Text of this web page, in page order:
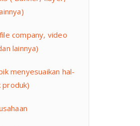
company, video
lainnya)
menyesuaikan hal-